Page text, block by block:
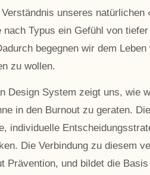
unseres
nach Typus ein Gefühl von
begegnen wir dem
zu wollen.
Design System zeigt uns, wie
in den Burnout zu geraten.
individuelle
Die Verbindung zu diesem
Prävention, und bildet die